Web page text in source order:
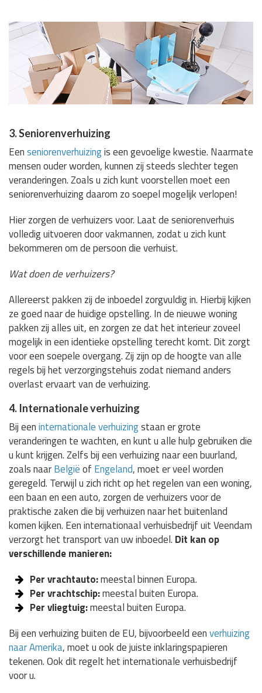
3. Seniorenverhuizing
Eenseniorenverhuizingis een gevoelige kwestie. Naarmate
mensen ouder worden, kunnen zij steeds slechter tegen
veranderingen. Zoals u zich kunt voorstellen moet een
seniorenverhuizing daarom zo soepel mogelijk verlopen!
Hier zorgen de verhuizers voor. Laat de seniorenverhuis
volledig uitvoeren door vakmannen, zodat u zich kunt
bekommeren om de persoon die verhuist.
Wat doen de verhuizers?
Allereerst pakken zij de inboedel zorgvuldig in. Hierbij kijken
ze goed naar de huidige opstelling. In de nieuwe woning
pakken zij alles uit, en zorgen ze dat het interieur zoveel
mogelijk in een identieke opstelling terecht komt. Dit zorgt
voor een soepele overgang. Zij zijn op de hoogte van alle
regels bij het verzorgingstehuis zodat niemand anders
overlast ervaart van de verhuizing.
4. Internationale verhuizing
Bij eeninternationale verhuizingstaan er grote
veranderingen te wachten, en kunt u alle hulp gebruiken die
u kunt krijgen. Zelfs bij een verhuizing naar een buurland,
zoals naarBelgiëof Engeland, moet er veel worden
geregeld. Terwijl u zich richt op het regelen van een woning,
een baan en een auto, zorgen de verhuizers voor de
praktische zaken die bij verhuizen naar het buitenland
komen kijken. Een internationaal verhuisbedrijf uit Veendam
verzorgt het transport van uw inboedel. Dit kan op
verschillende manieren:
Per vrachtauto:meestal binnen Europa.
Per vrachtschip:meestal buiten Europa.
Per vliegtuig:meestal buiten Europa.
Bij een verhuizing buiten de EU, bijvoorbeeld eenverhuizing
naar Amerika, moet u ook de juiste inklaringspapieren
tekenen. Ook dit regelt het internationale verhuisbedrijf
voor u.